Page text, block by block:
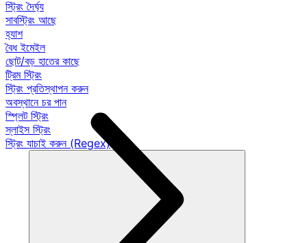
স্ট্রিং দৈর্ঘ্য
সাবস্ট্রিং আছে
হ্যাশ
বৈধ ইমেইল
ছোট/বড় হাতের কাছে
ট্রিম স্ট্রিং
স্ট্রিং প্রতিস্থাপন করুন
অবস্থানে চর পান
স্প্লিট স্ট্রিং
স্লাইস স্ট্রিং
স্ট্রিং যাচাই করুন (Regex)